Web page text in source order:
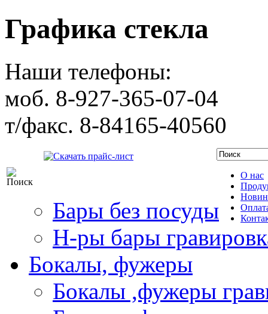
Графика стекла
Наши телефоны:
моб. 8-927-365-07-04
т/факс. 8-84165-40560
О нас
Бары без посуды
Н-ры бары
Бокалы, фужеры
Бокалы ,фужеры